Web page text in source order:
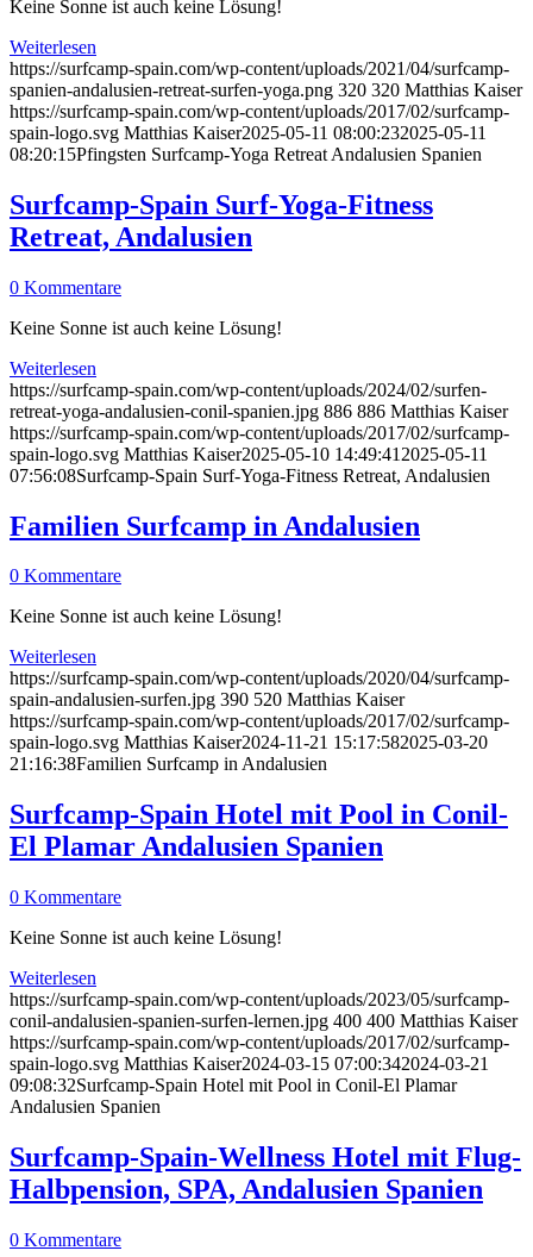
Keine Sonne ist auch keine Lösung!
Weiterlesen
https://surfcamp-spain.com/wp-content/uploads/2021/04/surfcamp-
spanien-andalusien-retreat-surfen-yoga.png 320 320 Matthias Kaiser
https://surfcamp-spain.com/wp-content/uploads/2017/02/surfcamp-
spain-logo.svg Matthias Kaiser2025-05-11 08:00:232025-05-11
08:20:15Pfingsten Surfcamp-Yoga Retreat Andalusien Spanien
Surfcamp-Spain Surf-Yoga-Fitness
Retreat, Andalusien
0 Kommentare
Keine Sonne ist auch keine Lösung!
Weiterlesen
https://surfcamp-spain.com/wp-content/uploads/2024/02/surfen-
retreat-yoga-andalusien-conil-spanien.jpg 886 886 Matthias Kaiser
https://surfcamp-spain.com/wp-content/uploads/2017/02/surfcamp-
spain-logo.svg Matthias Kaiser2025-05-10 14:49:41 2025-05-11
07:56:08Surfcamp-Spain Surf-Yoga-Fitness Retreat, Andalusien
Familien Surfcamp in Andalusien
0 Kommentare
Keine Sonne ist auch keine Lösung!
Weiterlesen
https://surfcamp-spain.com/wp-content/uploads/2020/04/surfcamp-
spain-andalusien-surfen.jpg 390 520 Matthias Kaiser
https://surfcamp-spain.com/wp-content/uploads/2017/02/surfcamp-
spain-logo.svg Matthias Kaiser2024-11-21 15:17:582025-03-20
21:16:38Familien Surfcamp in Andalusien
Surfcamp-Spain Hotel mit Pool in Conil-
El Plamar Andalusien Spanien
0 Kommentare
Keine Sonne ist auch keine Lösung!
Weiterlesen
https://surfcamp-spain.com/wp-content/uploads/2023/05/surfcamp-
conil-andalusien-spanien-surfen-lernen.jpg 400 400 Matthias Kaiser
https://surfcamp-spain.com/wp-content/uploads/2017/02/surfcamp-
spain-logo.svg Matthias Kaiser2024-03-15 07:00:342024-03-21
09:08:32Surfcamp-Spain Hotel mit Pool in Conil-El Plamar
Andalusien Spanien
Surfcamp-Spain-Wellness Hotel mit Flug-
Halbpension, SPA, Andalusien Spanien
0 Kommentare